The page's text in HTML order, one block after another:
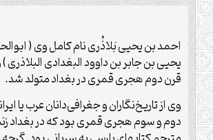
احمد بن یحیی بَلاذُری نام کامل وی (
یحیی بن جابر بن داوود البغدادی البلاذری
قرن دوم هجری قمری در بغداد متولد شد.
دوم و سوم هجری قمری بود که در بغداد